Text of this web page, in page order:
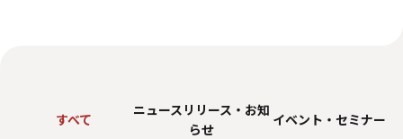
SDGsへの取り組み
すべて
ニュースリリース・お知
らせ
イベント・ セミナー